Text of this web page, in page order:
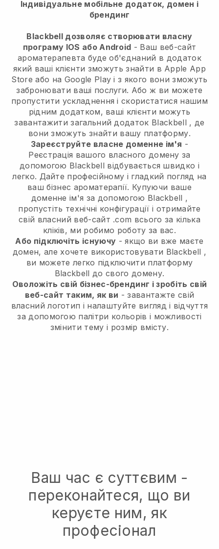
Індивідуальне мобільне додаток, домен і
брендинг
Blackbell дозволяє створювати власну
програму IOS або Android - Ваш веб-сайт
ароматерапевта буде об'єднаний в додаток
який ваші клієнти зможуть знайти в Apple App
Store або на Google Play і з якого вони зможуть
забронювати ваші послуги. Або ж ви можете
пропустити ускладнення і скористатися нашим
рідним додатком, ваші клієнти можуть
завантажити загальний додаток Blackbell , де
вони зможуть знайти вашу платформу.
Зареєструйте власне доменне ім'я -
Реєстрація вашого власного домену за
допомогою Blackbell відбувається швидко і
легко. Дайте професійному і гладкий погляд на
ваш бізнес ароматерапії. Купуючи ваше
доменне ім'я за допомогою Blackbell ,
пропустіть технічні конфігурації і отримайте
свій власний веб-сайт .com всього за кілька
кліків, ми робимо роботу за вас.
Або підключіть існуючу - якщо ви вже маєте
домен, але хочете використовувати Blackbell ,
ви можете легко підключити платформу
Blackbell до свого домену.
Оволожіть свій бізнес-брендинг і зробіть свій
веб-сайт таким, як ви - завантажте свій
власний логотип і налаштуйте вигляд і відчуття
за допомогою палітри кольорів і можливості
змінити тему і розмір вмісту.
Ваш час є суттєвим -
переконайтеся, що ви
керуєте ним, як
професіонал